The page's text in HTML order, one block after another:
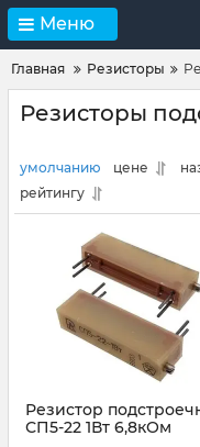
Меню
Главная Резисторы
Резисторы
умолчанию цене
рейтингу
Резистор
СП5-22 1Вт 6,8кОм